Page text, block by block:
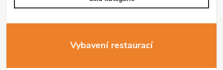
Vybavení restaurací